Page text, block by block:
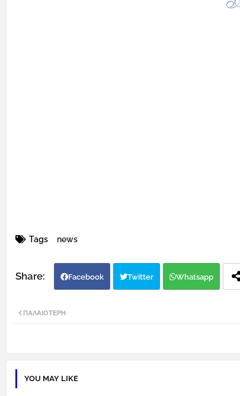
Tags news
Facebook Twitter Whatsapp
ΠΑΛΑΙΌΤΕΡΗ
YOU MAY LIKE